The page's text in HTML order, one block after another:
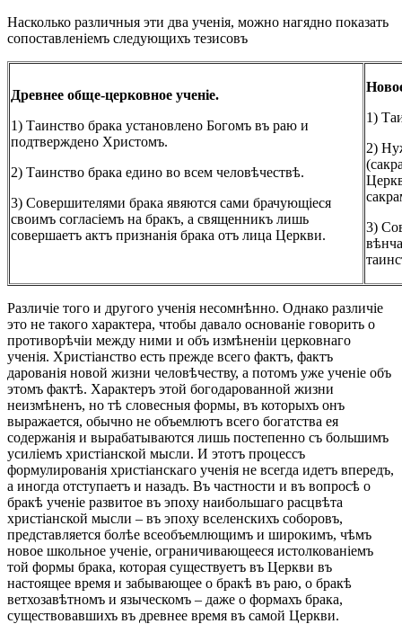
Насколько различныя эти два ученія, можно нагядно показать
сопоставленіемъ следующихъ тезисовъ
Древнее обще-церковное ученіе.
1) Таинство брака установлено Богомъ въ раю и
подтверждено Христомъ.
2) Таинство брака едино во всем человѣчествѣ.
3) Совершителями брака явяются сами брачующіеся
своимъ согласіемъ на бракъ, а священникъ лишь
совершаетъ актъ признанія брака отъ лица Церкви.
1)
2)
3)
Различіе того и другого ученія несомнѣнно. Однако различіе
это не такого характера, чтобы давало основаніе говорить о
противорѣчіи между ними и объ измѣненіи церковнаго
ученія. Христіанство есть прежде всего фактъ, фактъ
дарованія новой жизни человѣчеству, а потомъ уже ученіе объ
этомъ фактѣ. Характеръ этой богодарованной жизни
неизмѣненъ, но тѣ словесныя формы, въ которыхъ онъ
выражается, обычно не объемлютъ всего богатства ея
содержанія и вырабатываются лишь постепенно съ большимъ
усиліемъ христіанской мысли. И этотъ процессъ
формулированія христіанскаго ученія не всегда идетъ впередъ,
а иногда отступаетъ и назадъ. Въ частности и въ вопросѣ о
бракѣ ученіе развитое въ эпоху наибольшаго расцвѣта
христіанской мысли – въ эпоху вселенскихъ соборовъ,
представляется болѣе всеобъемлющимъ и широкимъ, чѣмъ
новое школьное ученіе, ограничивающееся истолкованіемъ
той формы брака, которая существуетъ въ Церкви въ
настоящее время и забывающее о бракѣ въ раю, о бракѣ
ветхозавѣтномъ и языческомъ – даже о формахъ брака,
существовавшихъ въ древнее время въ самой Церкви.